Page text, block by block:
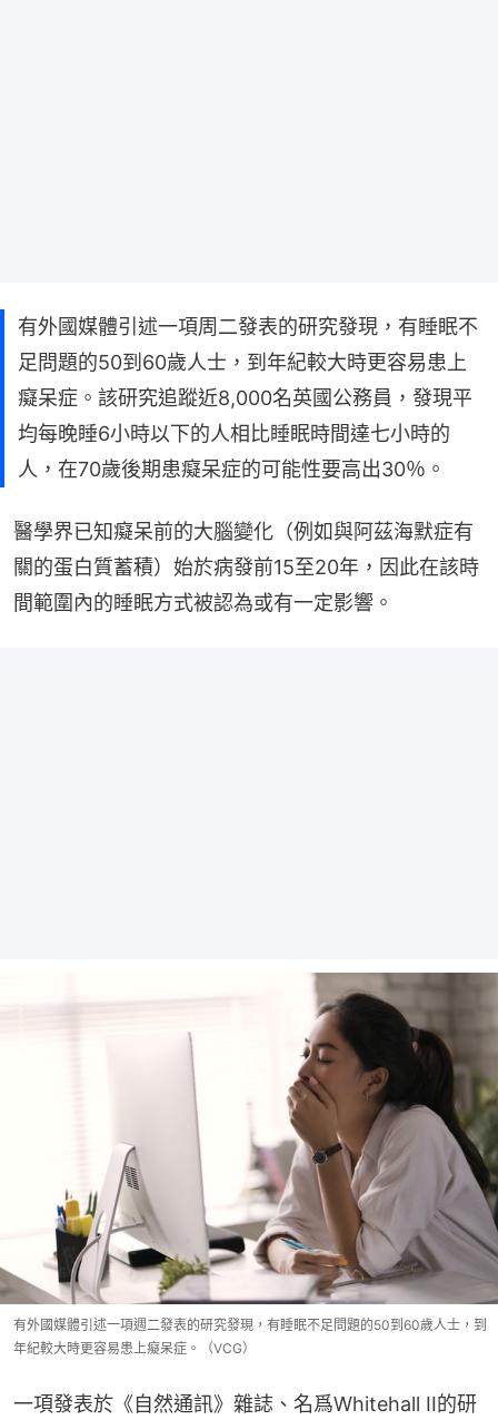
有外國媒體引述一項周二發表的研究發現，有睡眠不
足問題的50到60歲人士，到年紀較大時更容易患上
癡呆症。該研究追蹤近8,000名英國公務員，發現平
均每晚睡6小時以下的人相比睡眠時間達七小時的
人，在70歲後期患癡呆症的可能性要高出30％。
醫學界已知癡呆前的大腦變化（例如與阿茲海默症有
關的蛋白質蓄積）始於病發前15至20年，因此在該時
間範圍內的睡眠方式被認為或有一定影響。
有外國媒體引述一項週二發表的研究發現，有睡眠不足問題的50到60歲人士，到
年紀較大時更容易患上癡呆症。（VCG）
一項發表於《自然通訊》雜誌、名爲Whitehall II的研